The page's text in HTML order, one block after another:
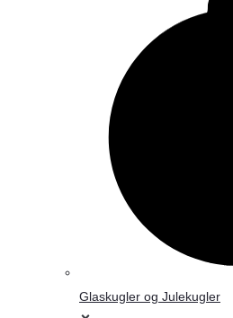
Glaskugler og Julekugler